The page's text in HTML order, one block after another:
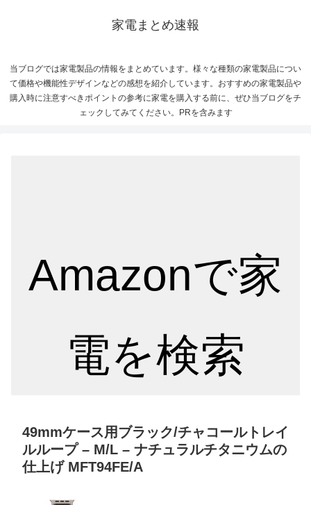
家電まとめ速報
当ブログでは家電製品の情報をまとめています。様々な種類の家電製品につい
て価格や機能性デザインなどの感想を紹介しています。おすすめの家電製品や
購入時に注意すべきポイントの参考に家電を購入する前に、ぜひ当ブログをチ
ェックしてみてください。PRを含みます
Amazonで家
電を検索
49mmケース用ブラック/チャコールトレイ
ルループ – M/L – ナチュラルチタニウムの
仕上げ MFT94FE/A